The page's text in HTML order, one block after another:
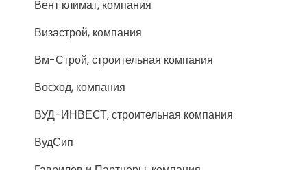
Вент климат, компания
Визастрой, компания
Вм-Строй, строительная компания
Восход, компания
ВУД-ИНВЕСТ, строительная компания
ВудСип